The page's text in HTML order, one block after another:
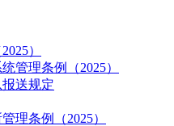
）
管理条例（2025）
送规定
理条例（2025）